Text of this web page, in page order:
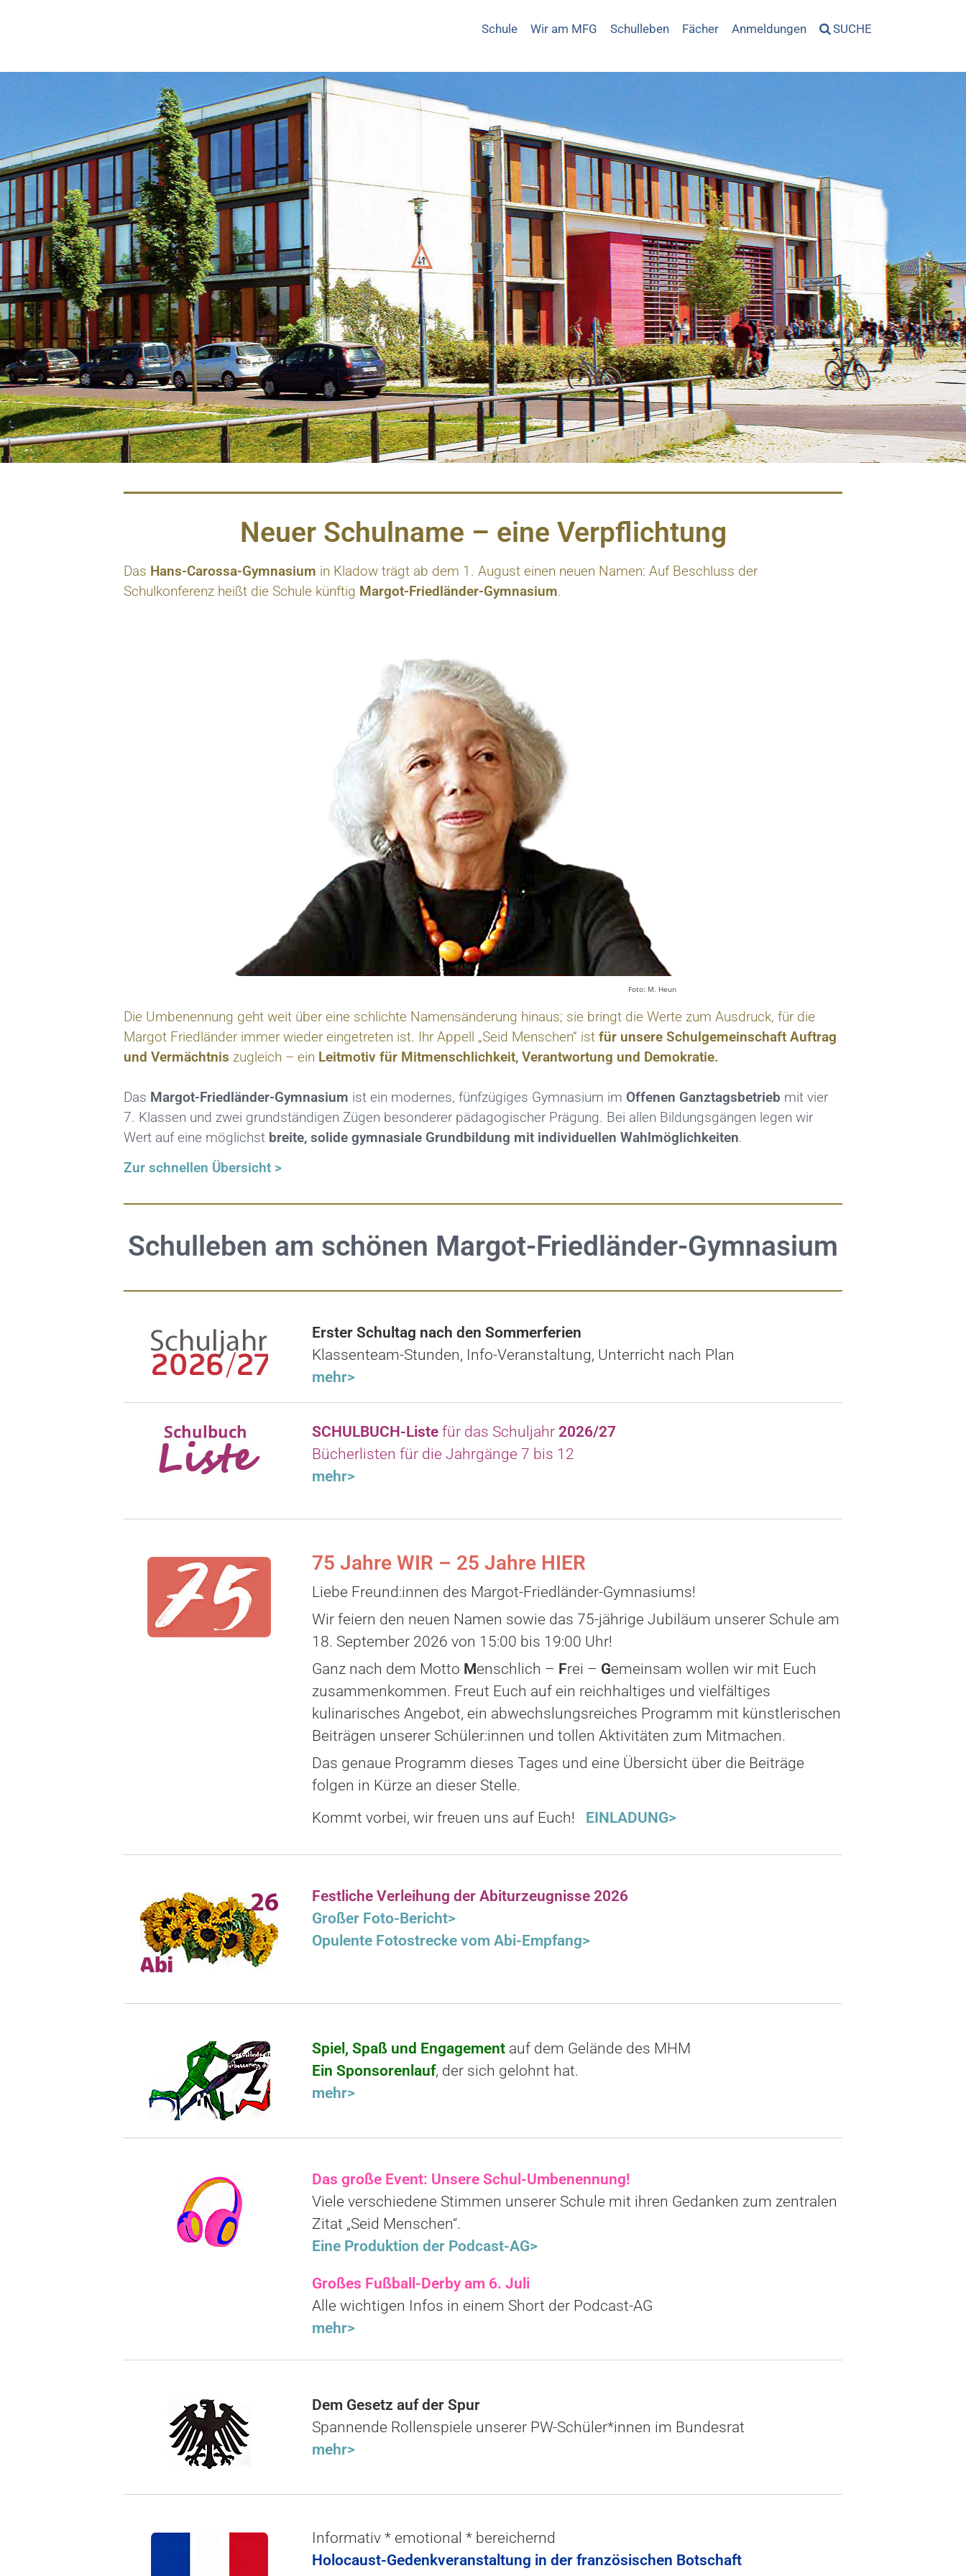
Schule Wir am MFG Schulleben Fächer Anmeldungen SUCHE
Neuer Schulname – eine Verpflichtung
Das Hans-Carossa-Gymnasium in Kladow trägt ab dem 1. August einen neuen Namen: Auf Beschluss der
Schulkonferenz heißt die Schule künftig Margot-Friedländer-Gymnasium.
Foto: M. Heun
Die Umbenennung geht weit über eine schlichte Namensänderung hinaus; sie bringt die Werte zum Ausdruck, für die
Margot Friedländer immer wieder eingetreten ist. Ihr Appell „Seid Menschen“ ist für unsere Schulgemeinschaft Auftrag
und Vermächtnis zugleich – ein Leitmotiv für Mitmenschlichkeit, Verantwortung und Demokratie.
Das Margot-Friedländer-Gymnasium ist ein modernes, fünfzügiges Gymnasium im Offenen Ganztagsbetrieb mit vier
7. Klassen und zwei grundständigen Zügen besonderer pädagogischer Prägung. Bei allen Bildungsgängen legen wir
Wert auf eine möglichst breite, solide gymnasiale Grundbildung mit individuellen Wahlmöglichkeiten.
Zur schnellen Übersicht >
Schulleben am schönen Margot-Friedländer-Gymnasium
Erster Schultag nach den Sommerferien
Klassenteam-Stunden, Info-Veranstaltung, Unterricht nach Plan
mehr>
SCHULBUCH-Liste für das Schuljahr 2026/27
Bücherlisten für die Jahrgänge 7 bis 12
mehr>
75 Jahre WIR – 25 Jahre HIER
Liebe Freund:innen des Margot-Friedländer-Gymnasiums!
Wir feiern den neuen Namen sowie das 75-jährige Jubiläum unserer Schule am
18. September 2026 von 15:00 bis 19:00 Uhr!
Ganz nach dem Motto Menschlich – Frei – Gemeinsam wollen wir mit Euch
zusammenkommen. Freut Euch auf ein reichhaltiges und vielfältiges
kulinarisches Angebot, ein abwechslungsreiches Programm mit künstlerischen
Beiträgen unserer Schüler:innen und tollen Aktivitäten zum Mitmachen.
Das genaue Programm dieses Tages und eine Übersicht über die Beiträge
folgen in Kürze an dieser Stelle.
Kommt vorbei, wir freuen uns auf Euch!
EINLADUNG>
Festliche Verleihung der Abiturzeugnisse 2026
Großer Foto-Bericht>
Opulente Fotostrecke vom Abi-Empfang>
Spiel, Spaß und Engagement auf dem Gelände des MHM
Ein Sponsorenlauf, der sich gelohnt hat.
mehr>
Das große Event: Unsere Schul-Umbenennung!
Viele verschiedene Stimmen unserer Schule mit ihren Gedanken zum zentralen
Zitat „Seid Menschen“.
Eine Produktion der Podcast-AG>
Großes Fußball-Derby am 6. Juli
Alle wichtigen Infos in einem Short der Podcast-AG
mehr>
Dem Gesetz auf der Spur
Spannende Rollenspiele unserer PW-Schüler*innen im Bundesrat
mehr>
Informativ * emotional * bereichernd
Holocaust-Gedenkveranstaltung in der französischen Botschaft